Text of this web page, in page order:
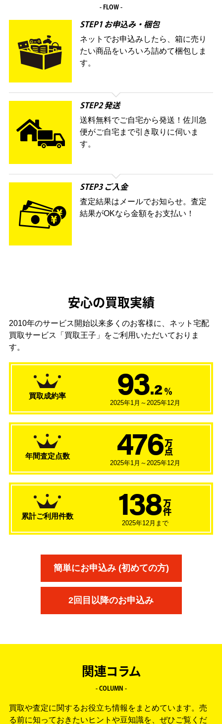
- FLOW -
STEP1 お申込み・梱包
ネットでお申込みしたら、箱に売り
たい商品をいろいろ詰めて梱包しま
す。
STEP2 発送
送料無料でご自宅から発送！佐川急
便がご自宅まで引き取りに伺いま
す。
STEP3 ご入金
査定結果はメールでお知らせ。査定
結果がOKなら金額をお支払い！
安心の買取実績
2010年のサービス開始以来多くのお客様に、 ネット宅配
買取サービス「買取王子」をご利用いただいておりま
す。
買取成約率 93.2 ％
2025年1月～2025年12月
年間査定点数 476 万
点
2025年1月～2025年12月
累計ご利用件数 138 万
件
2025年12月まで
簡単にお申込み (初めての方)
2回目以降のお申込み
関連コラム
- COLUMN -
買取や査定に関するお役立ち情報をまとめています。 売
る前に知っておきたいヒントや豆知識を、ぜひご覧くだ